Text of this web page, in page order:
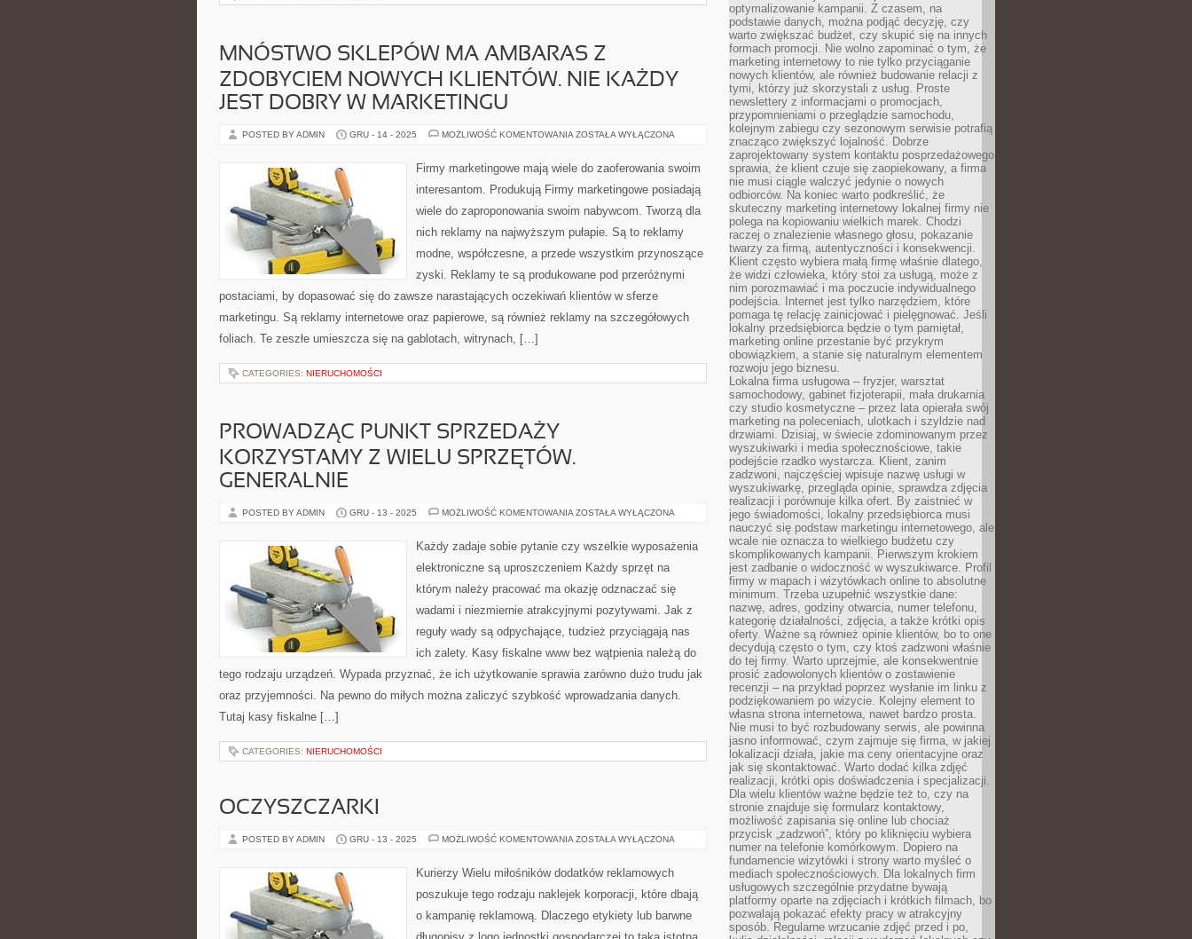
MNÓSTWO SKLEPÓW MA AMBARAS Z
ZDOBYCIEM NOWYCH KLIENTÓW. NIE KAŻDY
JEST DOBRY W MARKETINGU
POSTED BY ADMIN GRU - 14 - 2025 MOŻLIWOŚĆ KOMENTOWANIA MNÓSTWO
AMBARAS
Z
NOWYCH
NIE
JEST
DOBRY
W
MARKETINGU
ZOSTAŁA WYŁĄCZONA
Firmy marketingowe mają wiele do zaoferowania swoim
interesantom. Produkują Firmy marketingowe posiadają
wiele do zaproponowania swoim nabywcom. Tworzą dla
nich reklamy na najwyższym pułapie. Są to reklamy
modne, współczesne, a przede wszystkim przynoszące
zyski. Reklamy te są produkowane pod przeróżnymi
postaciami, by dopasować się do zawsze narastających oczekiwań klientów w sferze
marketingu. Są reklamy internetowe oraz papierowe, są również reklamy na szczegółowych
foliach. Te zeszłe umieszcza się na gablotach, witrynach, […]
CATEGORIES: NIERUCHOMOŚCI
PROWADZĄC PUNKT SPRZEDAŻY
KORZYSTAMY Z WIELU SPRZĘTÓW.
GENERALNIE
POSTED BY ADMIN GRU - 13 - 2025 MOŻLIWOŚĆ KOMENTOWANIA PROWADZĄC
KORZYSTAMY
Z
SPRZĘTÓW.
ZOSTAŁA WYŁĄCZONA
Każdy zadaje sobie pytanie czy wszelkie wyposażenia
elektroniczne są uproszczeniem Każdy sprzęt na
którym należy pracować ma okazję odznaczać się
wadami i niezmiernie atrakcyjnymi pozytywami. Jak z
reguły wady są odpychające, tudzież przyciągają nas
ich zalety. Kasy fiskalne www bez wątpienia należą do
tego rodzaju urządzeń. Wypada przyznać, że ich użytkowanie sprawia zarówno dużo trudu jak
oraz przyjemności. Na pewno do miłych można zaliczyć szybkość wprowadzania danych.
Tutaj kasy fiskalne […]
CATEGORIES: NIERUCHOMOŚCI
OCZYSZCZARKI
POSTED BY ADMIN GRU - 13 - 2025 MOŻLIWOŚĆ KOMENTOWANIA OCZYSZCZARKI
ZOSTAŁA WYŁĄCZONA
Kurierzy Wielu miłośników dodatków reklamowych
poszukuje tego rodzaju naklejek korporacji, które dbają
o kampanię reklamową. Dlaczego etykiety lub barwne
optymalizowanie kampanii. Z czasem, na
podstawie danych, można podjąć decyzję, czy
warto zwiększać budżet, czy skupić się na innych
formach promocji. Nie wolno zapominać o tym, że
marketing internetowy to nie tylko przyciąganie
nowych klientów, ale również budowanie relacji z
tymi, którzy już skorzystali z usług. Proste
newslettery z informacjami o promocjach,
przypomnieniami o przeglądzie samochodu,
kolejnym zabiegu czy sezonowym serwisie potrafią
znacząco zwiększyć lojalność. Dobrze
zaprojektowany system kontaktu posprzedażowego
sprawia, że klient czuje się zaopiekowany, a firma
nie musi ciągle walczyć jedynie o nowych
odbiorców. Na koniec warto podkreślić, że
skuteczny marketing internetowy lokalnej firmy nie
polega na kopiowaniu wielkich marek. Chodzi
raczej o znalezienie własnego głosu, pokazanie
twarzy za firmą, autentyczności i konsekwencji.
Klient często wybiera małą firmę właśnie dlatego,
że widzi człowieka, który stoi za usługą, może z
nim porozmawiać i ma poczucie indywidualnego
podejścia. Internet jest tylko narzędziem, które
pomaga tę relację zainicjować i pielęgnować. Jeśli
lokalny przedsiębiorca będzie o tym pamiętał,
marketing online przestanie być przykrym
obowiązkiem, a stanie się naturalnym elementem
rozwoju jego biznesu.
Lokalna firma usługowa – fryzjer, warsztat
samochodowy, gabinet fizjoterapii, mała drukarnia
czy studio kosmetyczne – przez lata opierała swój
marketing na poleceniach, ulotkach i szyldzie nad
drzwiami. Dzisiaj, w świecie zdominowanym przez
wyszukiwarki i media społecznościowe, takie
podejście rzadko wystarcza. Klient, zanim
zadzwoni, najczęściej wpisuje nazwę usługi w
wyszukiwarkę, przegląda opinie, sprawdza zdjęcia
realizacji i porównuje kilka ofert. By zaistnieć w
jego świadomości, lokalny przedsiębiorca musi
nauczyć się podstaw marketingu internetowego, ale
wcale nie oznacza to wielkiego budżetu czy
skomplikowanych kampanii. Pierwszym krokiem
jest zadbanie o widoczność w wyszukiwarce. Profil
firmy w mapach i wizytówkach online to absolutne
minimum. Trzeba uzupełnić wszystkie dane:
nazwę, adres, godziny otwarcia, numer telefonu,
kategorię działalności, zdjęcia, a także krótki opis
oferty. Ważne są również opinie klientów, bo to one
decydują często o tym, czy ktoś zadzwoni właśnie
do tej firmy. Warto uprzejmie, ale konsekwentnie
prosić zadowolonych klientów o zostawienie
recenzji – na przykład poprzez wysłanie im linku z
podziękowaniem po wizycie. Kolejny element to
własna strona internetowa, nawet bardzo prosta.
Nie musi to być rozbudowany serwis, ale powinna
jasno informować, czym zajmuje się firma, w jakiej
lokalizacji działa, jakie ma ceny orientacyjne oraz
jak się skontaktować. Warto dodać kilka zdjęć
realizacji, krótki opis doświadczenia i specjalizacji.
Dla wielu klientów ważne będzie też to, czy na
stronie znajduje się formularz kontaktowy,
możliwość zapisania się online lub chociaż
przycisk „zadzwoń”, który po kliknięciu wybiera
numer na telefonie komórkowym. Dopiero na
fundamencie wizytówki i strony warto myśleć o
mediach społecznościowych. Dla lokalnych firm
usługowych szczególnie przydatne bywają
platformy oparte na zdjęciach i krótkich filmach, bo
pozwalają pokazać efekty pracy w atrakcyjny
sposób. Regularne wrzucanie zdjęć przed i po,